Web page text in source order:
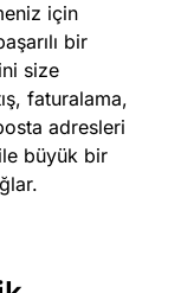
için
bir
size
faturalama,
adresleri
büyük bir